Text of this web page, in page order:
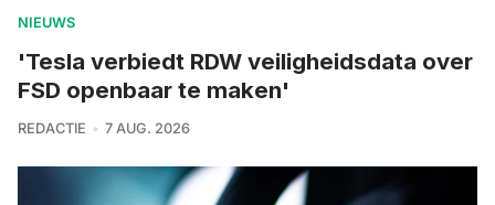
NIEUWS
'Tesla verbiedt RDW veiligheidsdata over
FSD openbaar te maken'
REDACTIE 7 AUG. 2026